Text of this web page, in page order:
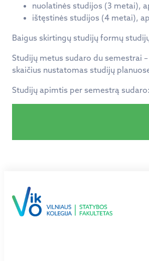
nuolatinės studijos (3 metai),
ištęstinės studijos (4 metai),
Baigus skirtingų studijų formų
Studijų metus sudaro du semestrai
skaičius nustatomas studijų
Studijų apimtis per semestrą